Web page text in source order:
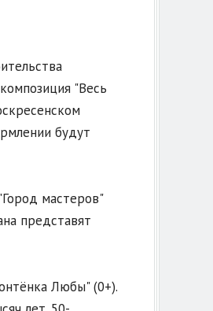
"Весь
будут
мастеров"
представят
Любы" (0+).